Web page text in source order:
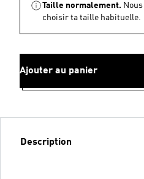
Taille normalement.
choisir ta taille habituelle.
Ajouter au panier
Description